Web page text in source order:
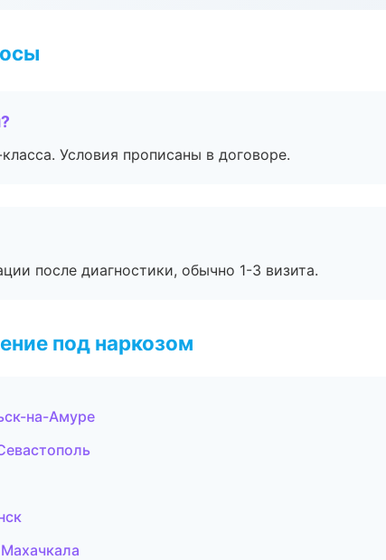
Условия прописаны в договоре.
после диагностики, обычно 1-3 визита.
под наркозом
на-Амуре